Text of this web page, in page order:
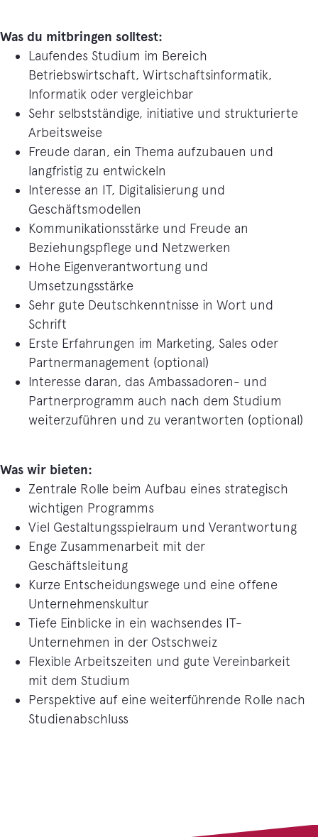
Was du mitbringen solltest:
Laufendes Studium im Bereich
Betriebswirtschaft, Wirtschaftsinformatik,
Informatik oder vergleichbar
Sehr selbstständige, initiative und strukturierte
Arbeitsweise
Freude daran, ein Thema aufzubauen und
langfristig zu entwickeln
Interesse an IT, Digitalisierung und
Geschäftsmodellen
Kommunikationsstärke und Freude an
Beziehungspflege und Netzwerken
Hohe Eigenverantwortung und
Umsetzungsstärke
Sehr gute Deutschkenntnisse in Wort und
Schrift
Erste Erfahrungen im Marketing, Sales oder
Partnermanagement (optional)
Interesse daran, das Ambassadoren- und
Partnerprogramm auch nach dem Studium
weiterzuführen und zu verantworten (optional)
Was wir bieten:
Zentrale Rolle beim Aufbau eines strategisch
wichtigen Programms
Viel Gestaltungsspielraum und Verantwortung
Enge Zusammenarbeit mit der
Geschäftsleitung
Kurze Entscheidungswege und eine offene
Unternehmenskultur
Tiefe Einblicke in ein wachsendes IT-
Unternehmen in der Ostschweiz
Flexible Arbeitszeiten und gute Vereinbarkeit
mit dem Studium
Perspektive auf eine weiterführende Rolle nach
Studienabschluss